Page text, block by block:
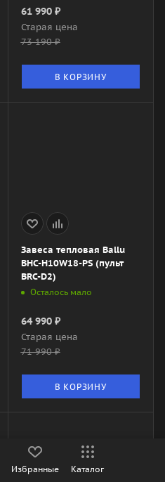
61 990₽
Старая цена
73 190₽
В КОРЗИНУ
Завеса тепловая Ballu
BHC-H10W18-PS (пульт
BRC-D2)
Осталось мало
64 990₽
Старая цена
71 990₽
В КОРЗИНУ
Избранные Каталог